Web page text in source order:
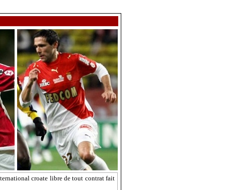
croate libre de tout contrat fait